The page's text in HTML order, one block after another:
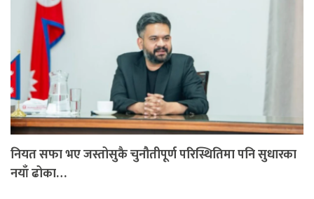
नियत सफा भए जस्तोसुकै चुनौतीपूर्ण परिस्थितिमा पनि सुधारका
नयाँ ढोका…